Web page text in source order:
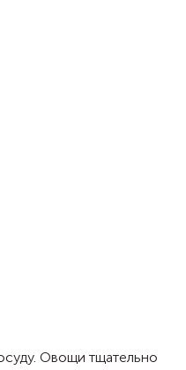
Овощи тщательно